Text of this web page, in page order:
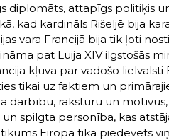
diplomāts, attapīgs politiķis
kad kardināls Rišeljē bija
vara Francijā bija tik ļoti
pat Luija XIV ilgstošās
kļuva par vadošo
tikai uz faktiem un
darbību, raksturu un
spilgta personība, kas
Eiropā tika piedēvēts